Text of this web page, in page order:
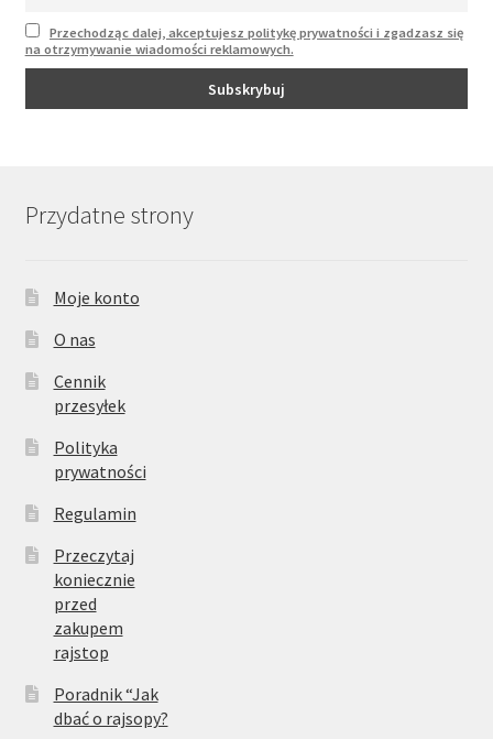
Przechodząc dalej, akceptujesz politykę prywatności i zgadzasz się
na otrzymywanie wiadomości reklamowych.
Przydatne strony
Moje konto
O nas
Cennik
przesyłek
Polityka
prywatności
Regulamin
Przeczytaj
koniecznie
przed
zakupem
rajstop
Poradnik “Jak
dbać o rajsopy?